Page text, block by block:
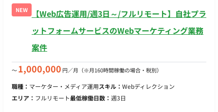
ケーション ・有料契約からカスタム契約等へのアップセル、ク
ロスセル提案 ・失注、解約理由の分析と、マーケティング／プ
ロダクト側へのフィードバック ・CRM、商談ログの整備および
NEW
【Web広告運用/週3日～/フルリモート】自社プラ
ットフォームサービスのWebマーケティング業務
案件
〜1,000,000 円／月 （※月160時間稼働の場合・税別）
職種： マーケター・メディア運用スキル： Webディレクション
エリア： フルリモート最低稼働日数： 週3日